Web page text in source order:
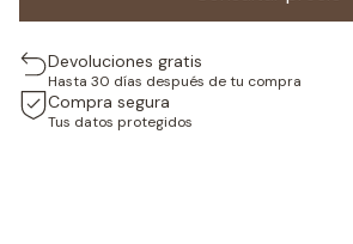
Devoluciones gratis
Hasta 30 días después de tu compra
Compra segura
Tus datos protegidos